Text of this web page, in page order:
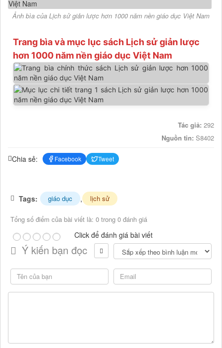
Ảnh bìa của Lịch sử giản lược hơn 1000 năm nền giáo dục Việt Nam
Trang bìa và mục lục sách Lịch sử giản lược
hơn 1000 năm nền giáo dục Việt Nam
Tác giả: 292
Nguồn tin: S8402
Chia sẻ: Facebook Tweet
Tags: giáo dục , lịch sử
Tổng số điểm của bài viết là: 0 trong 0 đánh giá
Click để đánh giá bài viết
Ý kiến bạn đọc